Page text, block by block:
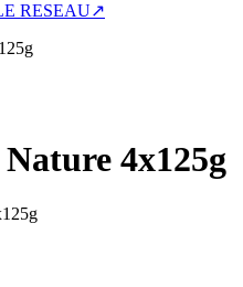
RESEAU↗
4x125g